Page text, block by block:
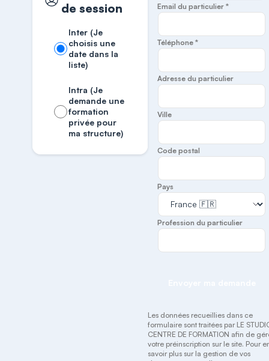
de session
Inter (Je
choisis une
date dans la
liste)
Intra (Je
demande une
formation
privée pour
ma structure)
Email du particulier *
Téléphone *
Adresse du particulier
Ville
Code postal
Pays
Profession du particulier
Les données recueillies dans ce
formulaire sont traitées par LE
CENTRE DE FORMATION afin de
votre préinscription sur le site. Pour
savoir plus sur la gestion de vos